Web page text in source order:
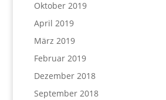
Oktober 2019
April 2019
März 2019
Februar 2019
Dezember 2018
September 2018